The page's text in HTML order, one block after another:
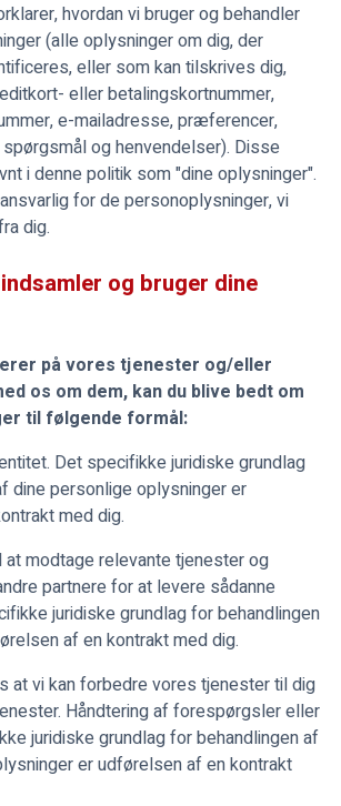
hvordan vi bruger og behandler
(alle oplysninger om dig, der
eller som kan tilskrives dig,
eller betalingskortnummer,
e-mailadresse, præferencer,
og henvendelser). Disse
i denne politik som "dine oplysninger".
for de personoplysninger, vi
dig.
og bruger dine
på vores tjenester og/eller
os om dem, kan du blive bedt om
til følgende formål:
Det specifikke juridiske grundlag
dine personlige oplysninger er
med dig.
modtage relevante tjenester og
partnere for at levere sådanne
juridiske grundlag for behandlingen
af en kontrakt med dig.
at vi kan forbedre vores tjenester til dig
Håndtering af forespørgsler eller
juridiske grundlag for behandlingen af
er udførelsen af en kontrakt